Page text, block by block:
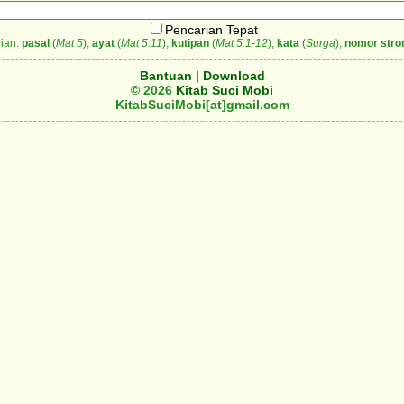
Pencarian Tepat
pasal(Mat 5); ayat(Mat 5:11); kutipan(Mat 5:1-12); kata (Surga); nomor
Bantuan | Download
© 2026 Kitab Suci Mobi
KitabSuciMobi[at]gmail.com